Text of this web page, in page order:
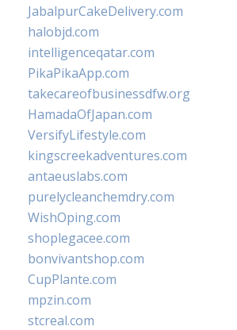
JabalpurCakeDelivery.com
halobjd.com
intelligenceqatar.com
PikaPikaApp.com
takecareofbusinessdfw.org
HamadaOfJapan.com
VersifyLifestyle.com
kingscreekadventures.com
antaeuslabs.com
purelycleanchemdry.com
WishOping.com
shoplegacee.com
bonvivantshop.com
CupPlante.com
mpzin.com
stcreal.com